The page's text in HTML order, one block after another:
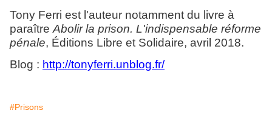
Tony Ferri est l'auteur notamment du livre à
paraître Abolir la prison. L'indispensable réforme
pénale, Éditions Libre et Solidaire, avril 2018.
Blog : http://tonyferri.unblog.fr/
#Prisons